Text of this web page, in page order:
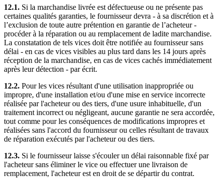
12.1. Si la marchandise livrée est défectueuse ou ne présente pas
certaines qualités garanties, le fournisseur devra - à sa discrétion et à
l’exclusion de toute autre prétention en garantie de l’acheteur -
procéder à la réparation ou au remplacement de ladite marchandise.
La constatation de tels vices doit être notifiée au fournisseur sans
délai - en cas de vices visibles au plus tard dans les 14 jours après
réception de la marchandise, en cas de vices cachés immédiatement
après leur détection - par écrit.
12.2. Pour les vices résultant d'une utilisation inappropriée ou
impropre, d'une installation et/ou d'une mise en service incorrecte
réalisée par l'acheteur ou des tiers, d'une usure inhabituelle, d'un
traitement incorrect ou négligeant, aucune garantie ne sera accordée,
tout comme pour les conséquences de modifications impropres et
réalisées sans l'accord du fournisseur ou celles résultant de travaux
de réparation exécutés par l'acheteur ou des tiers.
12.3. Si le fournisseur laisse s'écouler un délai raisonnable fixé par
l'acheteur sans éliminer le vice ou effectuer une livraison de
remplacement, l'acheteur est en droit de se départir du contrat.